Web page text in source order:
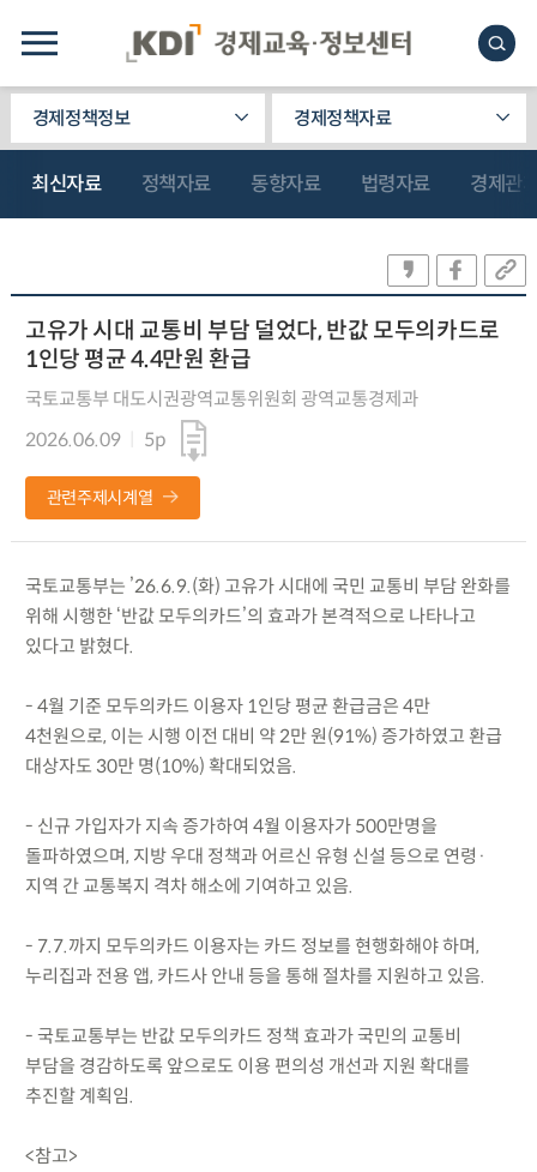
경제정책정보 경제정책자료
최신자료 정책자료 동향자료 법령자료 경제관
고유가 시대 교통비 부담 덜었다, 반값 모두의카드로
1인당 평균 4.4만원 환급
국토교통부 대도시권광역교통위원회 광역교통경제과
2026.06.09
5p
관련주제시계열
국토교통부는 ’26.6.9.(화) 고유가 시대에 국민 교통비 부담 완화를
위해 시행한 ‘반값 모두의카드’의 효과가 본격적으로 나타나고
있다고 밝혔다.
- 4월 기준 모두의카드 이용자 1인당 평균 환급금은 4만
4천원으로, 이는 시행 이전 대비 약 2만 원(91%) 증가하였고 환급
대상자도 30만 명(10%) 확대되었음.
- 신규 가입자가 지속 증가하여 4월 이용자가 500만명을
돌파하였으며, 지방 우대 정책과 어르신 유형 신설 등으로 연령·
지역 간 교통복지 격차 해소에 기여하고 있음.
- 7.7.까지 모두의카드 이용자는 카드 정보를 현행화해야 하며,
누리집과 전용 앱, 카드사 안내 등을 통해 절차를 지원하고 있음.
- 국토교통부는 반값 모두의카드 정책 효과가 국민의 교통비
부담을 경감하도록 앞으로도 이용 편의성 개선과 지원 확대를
추진할 계획임.
<참고>